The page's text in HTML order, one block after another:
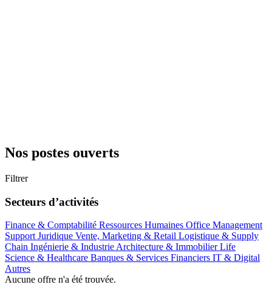
Nos postes ouverts
Filtrer
Secteurs d’activités
Finance & Comptabilité Ressources Humaines Office Management
SupportJuridique Vente, Marketing & Retail Logistique & Supply
Chain Ingénierie & IndustrieArchitecture & ImmobilierLife
Science & Healthcare Banques & Services Financiers IT & Digital
Autres
Aucune offre n'a été trouvée.